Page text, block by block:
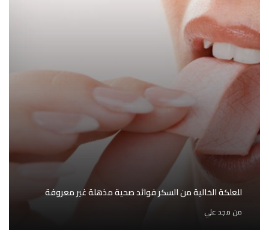
للعلكة الخالية من السكر فوائد صحية مذهلة غير معروفة
من مجد علي